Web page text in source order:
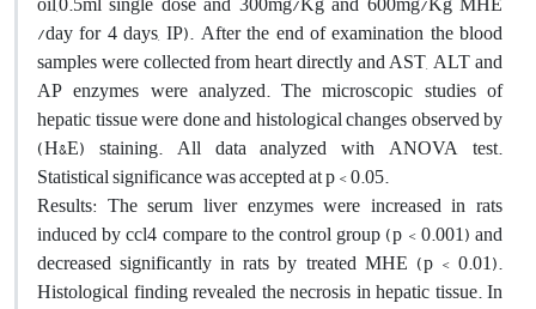
/day for 4 days, IP). After the end of examination the blood
samples were collected from heart directly and AST, ALT and
AP enzymes were analyzed. The microscopic studies of
hepatic tissue were done and histological changes observed by
(H&E) staining. All data analyzed with ANOVA test.
Statistical significance was accepted at p < 0.05.
Results: The serum liver enzymes were increased in rats
induced by ccl4 compare to the control group (p < 0.001) and
decreased significantly in rats by treated MHE (p < 0.01).
Histological finding revealed the necrosis in hepatic tissue. In